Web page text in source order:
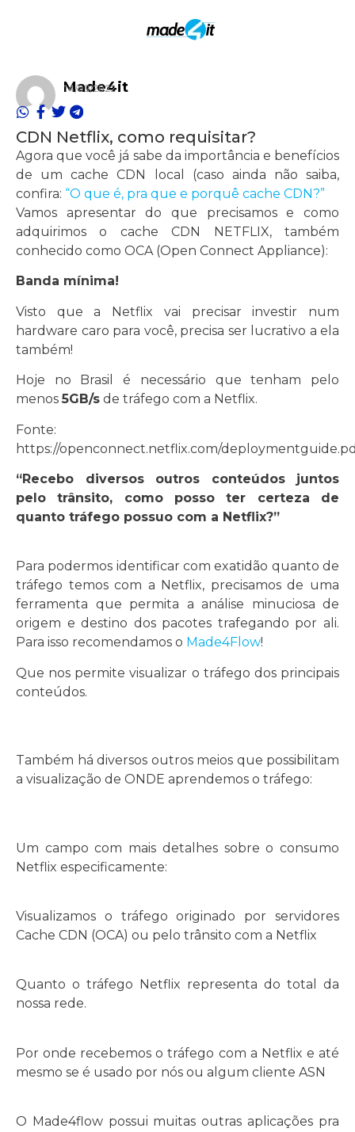
Made4it
14/09/2022
CDN Netflix, como requisitar?
Agora que você já sabe da importância e benefícios
de um cache CDN local (caso ainda não saiba,
confira: “O que é, pra que e porquê cache CDN?”
Vamos apresentar do que precisamos e como
adquirimos o cache CDN NETFLIX, também
conhecido como OCA (Open Connect Appliance):
Banda mínima!
Visto que a Netflix vai precisar investir num
hardware caro para você, precisa ser lucrativo a ela
também!
Hoje no Brasil é necessário que tenham pelo
menos 5GB/s de tráfego com a Netflix.
Fonte:
https://openconnect.netflix.com/
“Recebo diversos outros conteúdos juntos
pelo trânsito, como posso ter certeza de
quanto tráfego possuo com a Netflix?”
Para podermos identificar com exatidão quanto de
tráfego temos com a Netflix, precisamos de uma
ferramenta que permita a análise minuciosa de
origem e destino dos pacotes trafegando por ali.
Para isso recomendamos o Made4Flow!
Que nos permite visualizar o tráfego dos principais
conteúdos.
Também há diversos outros meios que possibilitam
a visualização de ONDE aprendemos o tráfego:
Um campo com mais detalhes sobre o consumo
Netflix especificamente:
Visualizamos o tráfego originado por servidores
Cache CDN (OCA) ou pelo trânsito com a Netflix
Quanto o tráfego Netflix representa do total da
nossa rede.
Por onde recebemos o tráfego com a Netflix e até
mesmo se é usado por nós ou algum cliente ASN
O Made4flow possui muitas outras aplicações pra